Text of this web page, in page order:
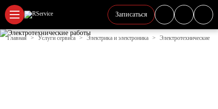
Записаться
Главная Услуги сервиса Электрика и электроника Электротехнические